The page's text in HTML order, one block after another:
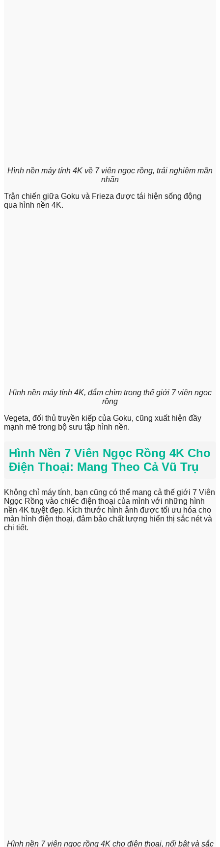
Hình nền máy tính 4K về 7 viên ngọc rồng, trải nghiệm mãn
nhãn
Trận chiến giữa Goku và Frieza được tái hiện sống động
qua hình nền 4K.
Hình nền máy tính 4K, đắm chìm trong thế giới 7 viên ngọc
rồng
Vegeta, đối thủ truyền kiếp của Goku, cũng xuất hiện đầy
mạnh mẽ trong bộ sưu tập hình nền.
Hình Nền 7 Viên Ngọc Rồng 4K Cho
Điện Thoại: Mang Theo Cả Vũ Trụ
Không chỉ máy tính, bạn cũng có thể mang cả thế giới 7 Viên
Ngọc Rồng vào chiếc điện thoại của mình với những hình
nền 4K tuyệt đẹp. Kích thước hình ảnh được tối ưu hóa cho
màn hình điện thoại, đảm bảo chất lượng hiển thị sắc nét và
chi tiết.
Hình nền 7 viên ngọc rồng 4K cho điện thoại, nổi bật và sắc